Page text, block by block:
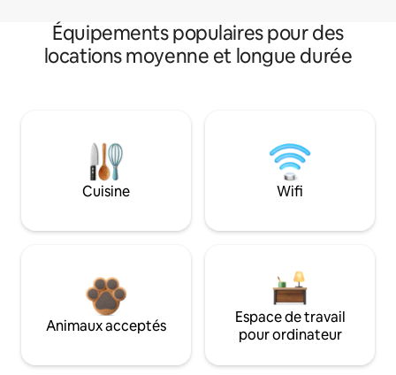
Équipements populaires pour des
locations moyenne et longue durée
Cuisine Wifi
Animaux acceptés
Espace de travail
pour ordinateur